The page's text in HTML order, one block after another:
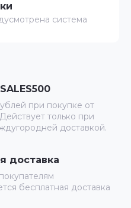
система
при покупке от
только при
доставкой.
доставка
бесплатная доставка